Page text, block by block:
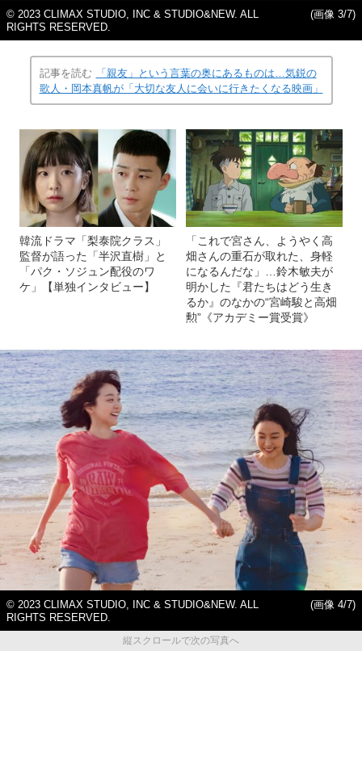
© 2023 CLIMAX STUDIO, INC & STUDIO&NEW. ALL
RIGHTS RESERVED.
(画像 3/7)
記事を読む
「親友」という言葉の奥にあるものは…気鋭の
歌人・岡本真帆が「大切な友人に会いに行きたくなる映画」
韓流ドラマ「梨泰院クラス」
監督が語った「半沢直樹」と
「パク・ソジュン配役のワ
ケ」【単独インタビュー】
「これで宮さん、ようやく高
畑さんの重石が取れた、身軽
になるんだな」…鈴木敏夫が
明かした『君たちはどう生き
るか』のなかの“宮崎駿と高畑
勲”《アカデミー賞受賞》
© 2023 CLIMAX STUDIO, INC & STUDIO&NEW. ALL
RIGHTS RESERVED.
(画像 4/7)
縦スクロールで次の写真へ